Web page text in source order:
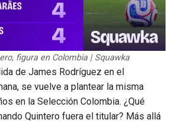
figura en Colombia | Squawka
de James Rodríguez en el
se vuelve a plantear la misma
en la Selección Colombia. ¿Qué
Quintero fuera el titular? Más allá